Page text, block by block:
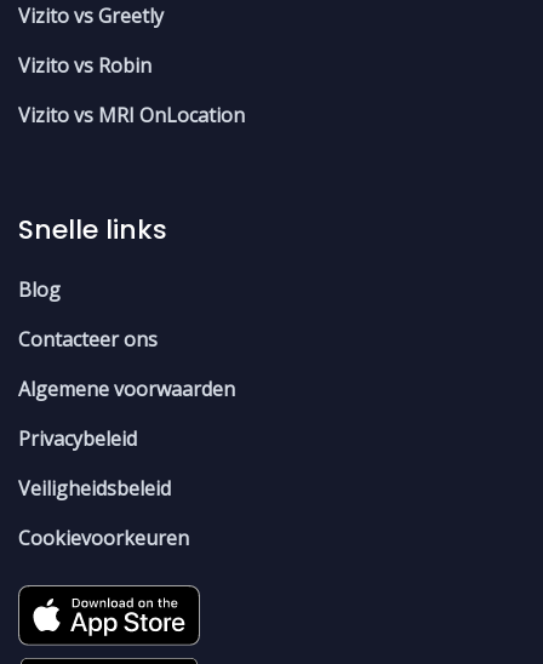
Vizito vs Greetly
Vizito vs Robin
Vizito vs MRI OnLocation
Snelle links
Blog
Contacteer ons
Algemene voorwaarden
Privacybeleid
Veiligheidsbeleid
Cookievoorkeuren